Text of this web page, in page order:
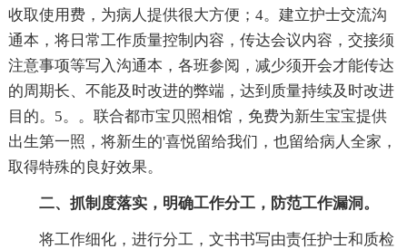
收取使用费，为病人提供很大方便；4。建立护士交流沟
通本，将日常工作质量控制内容，传达会议内容，交接须
注意事项等写入沟通本，各班参阅，减少须开会才能传达
的周期长、不能及时改进的弊端，达到质量持续及时改进
目的。5。。联合都市宝贝照相馆，免费为新生宝宝提供
出生第一照，将新生的'喜悦留给我们，也留给病人全家，
取得特殊的良好效果。
二、抓制度落实，明确工作分工，防范工作漏洞。
将工作细化，进行分工，文书书写由责任护士和质检